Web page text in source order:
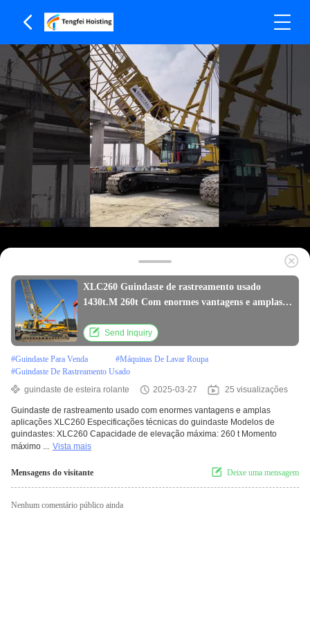
XLC260 Guindaste de rastreamento usado
1430t.M 260t Com enormes vantagens e amplas
Send Inquiry
#Guindaste Para Venda #Máquinas De Lavar Roupa
#Guindaste De Rastreamento Usado
guindaste de esteira rolante
2025-03-27 25 visualizações
Guindaste de rastreamento usado com enormes vantagens e amplas
aplicações XLC260 Especificações técnicas do guindaste Modelos de
guindastes: XLC260 Capacidade de elevação máxima: 260 t Momento
máximo ... Vista mais
Mensagens do visitante Deixe uma mensagem
Nenhum comentário público ainda